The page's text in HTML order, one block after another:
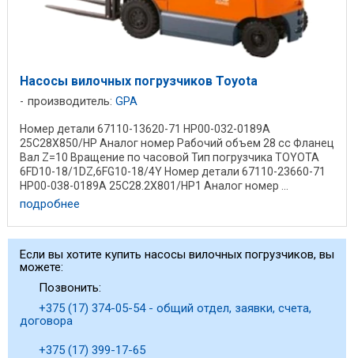
Насосы вилочных погрузчиков Toyota
производитель: GPA
Номер детали 67110-13620-71 HP00-032-0189A
25C28X850/HP Аналог номер Рабочий объем 28 cc Фланец
Вал Z=10 Вращение по часовой Тип погрузчика TOYOTA
6FD10-18/1DZ,6FG10-18/4Y Номер детали 67110-23660-71
HP00-038-0189A 25C28.2X801/HP1 Аналог номер ...
подробнее
Если вы хотите купить насосы вилочных погрузчиков, вы
можете:
Позвонить:
+375 (17) 374-05-54 - общий отдел, заявки, счета,
договора
+375 (17) 399-17-65